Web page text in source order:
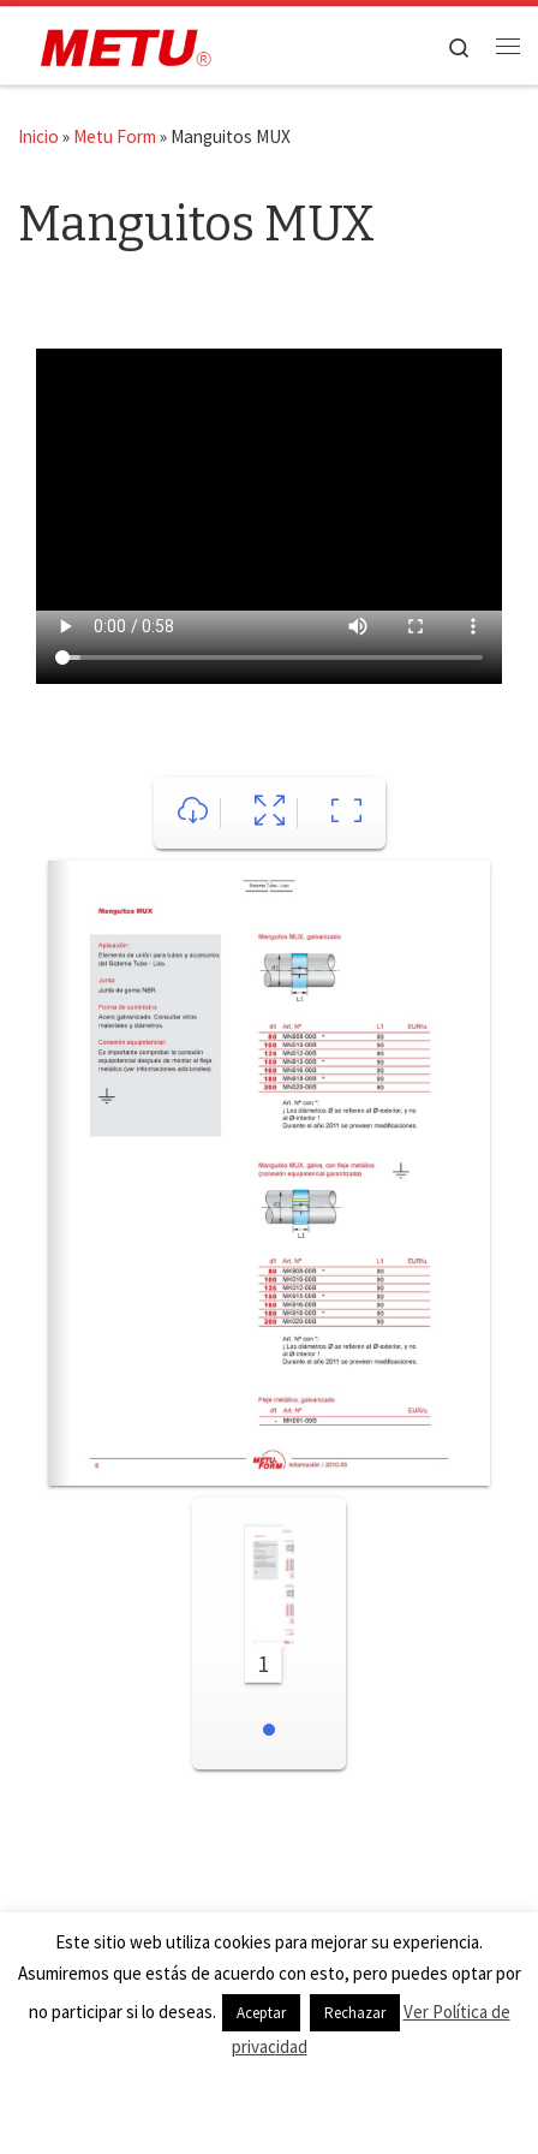
Saltar al contenido
Search
Inicio » Metu Form » Manguitos MUX
Manguitos MUX
1
METU SYSTEM IBÉRICA, S.A
– Todos los derechos
reservados
– Diseñado con el
Este sitio web utiliza cookies para mejorar su experiencia.
Asumiremos que estás de acuerdo con esto, pero puedes optar por
no participar si lo deseas.
Aceptar Rechazar
Ver Política de
privacidad